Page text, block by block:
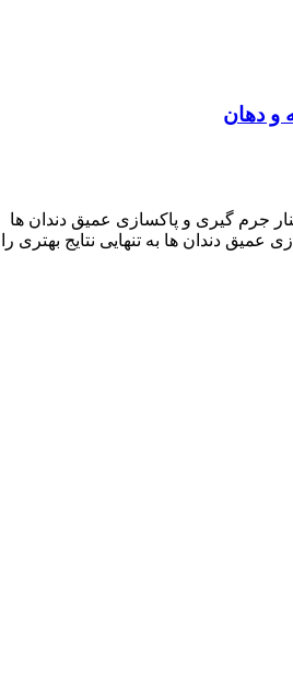
گیری و پاکسازی عمیق دندان ها
ها به تنهایی نتایج بهتری را